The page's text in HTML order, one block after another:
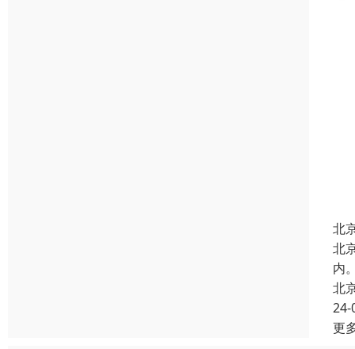
北
北
内
北
24-
更